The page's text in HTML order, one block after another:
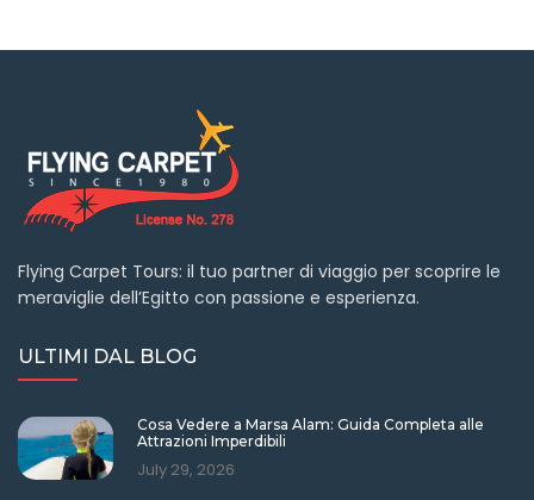
Flying Carpet Tours: il tuo partner di viaggio per scoprire le
meraviglie dell’Egitto con passione e esperienza.
ULTIMI DAL BLOG
Cosa Vedere a Marsa Alam: Guida Completa alle
Attrazioni Imperdibili
July 29, 2026